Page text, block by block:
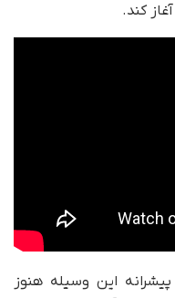
کند.
این وسیله هنوز